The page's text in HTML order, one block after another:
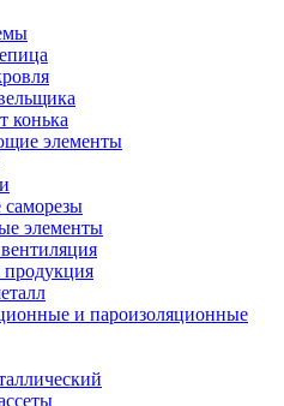
конька
элементы
элементы
и пароизоляционные